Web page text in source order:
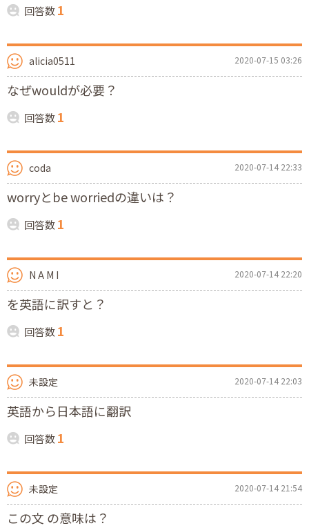
回答数1
alicia0511 2020-07-15 03:26
なぜwouldが必要？
回答数1
coda 2020-07-14 22:33
worryとbe worriedの違いは？
回答数1
N A M I 2020-07-14 22:20
を英語に訳すと？
回答数1
未設定 2020-07-14 22:03
英語から日本語に翻訳
回答数1
未設定 2020-07-14 21:54
この文 の意味は？